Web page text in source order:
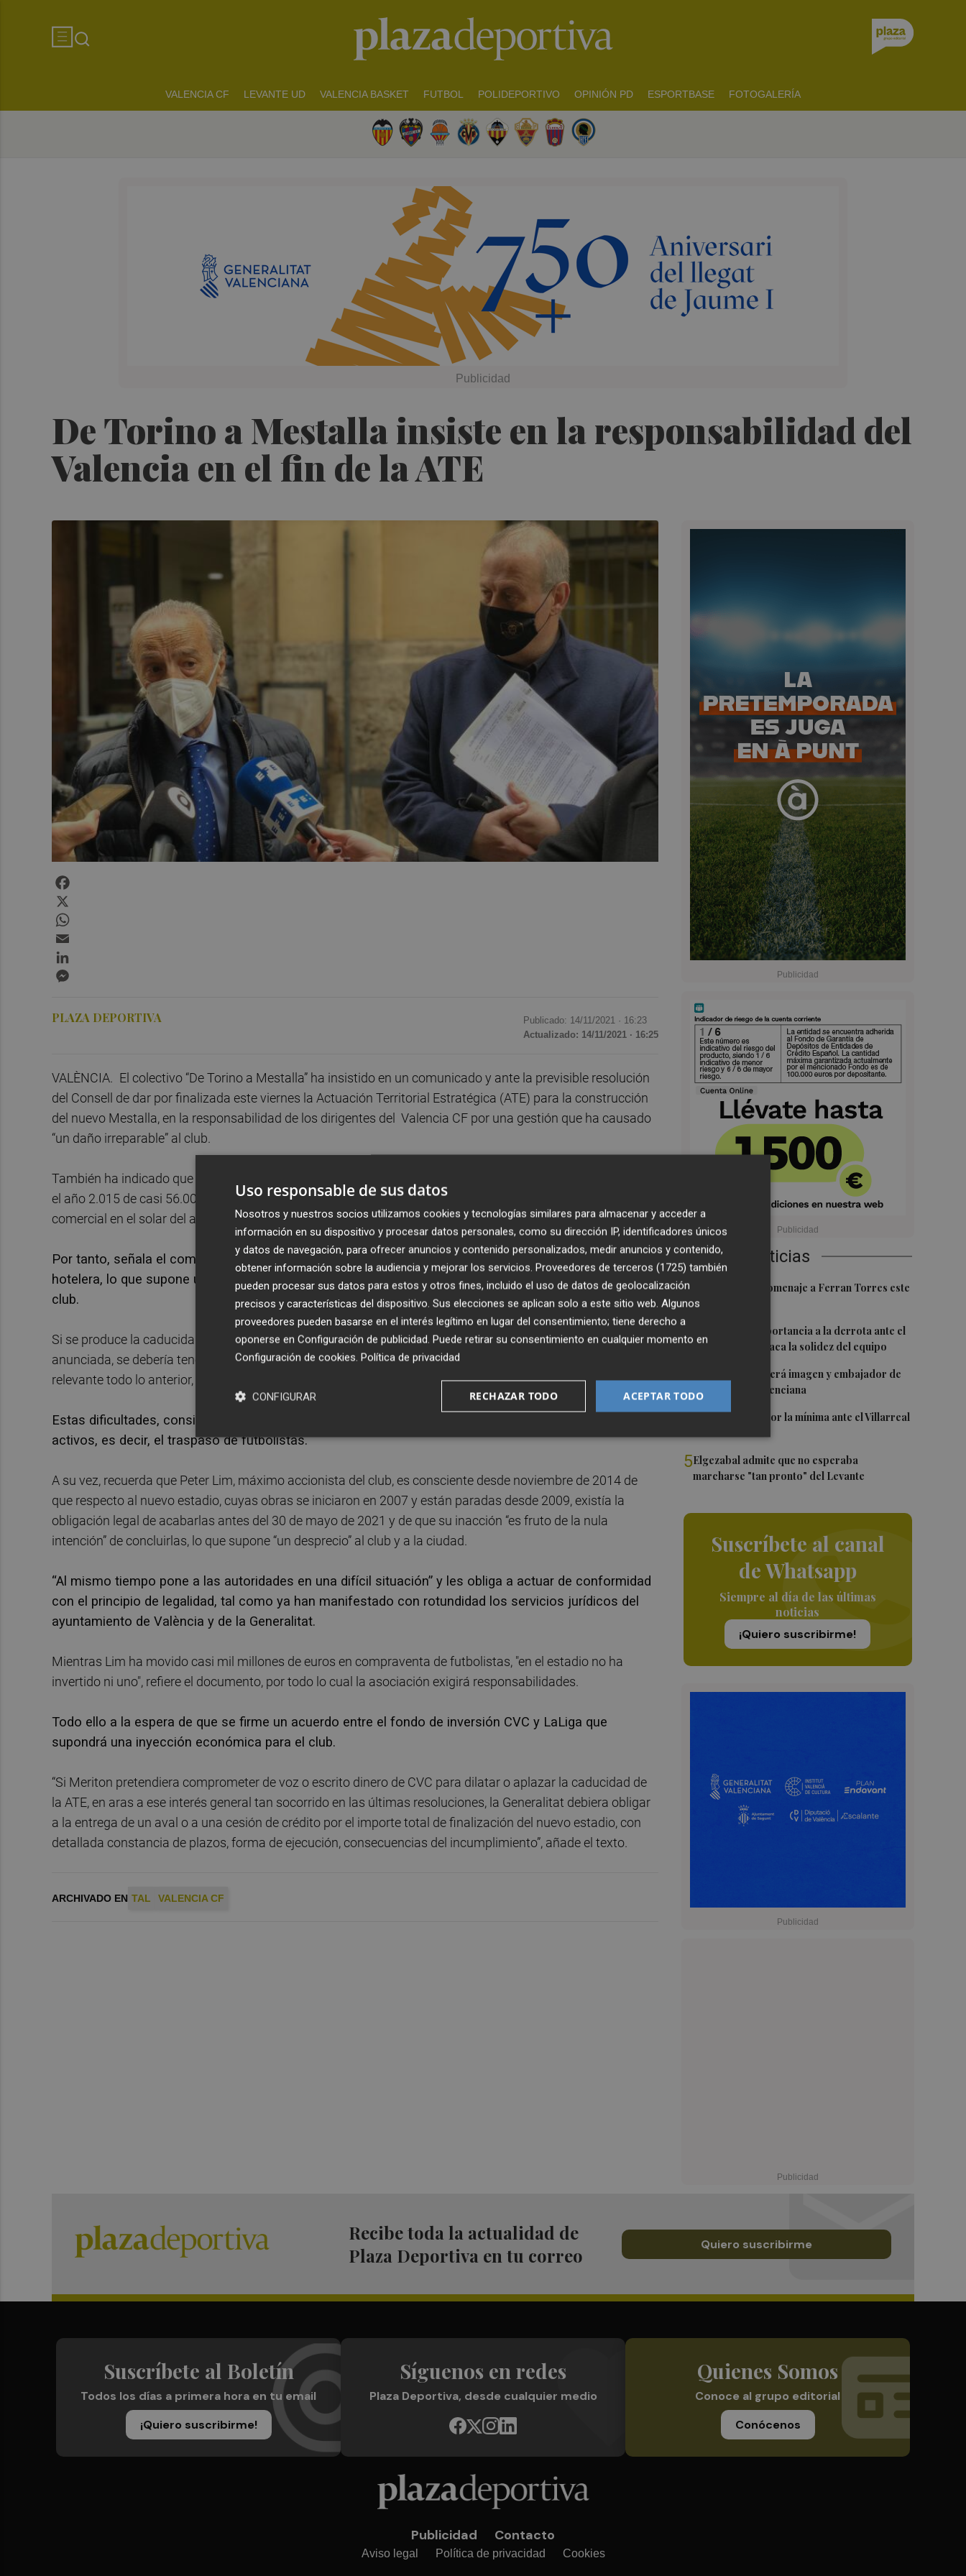
VALENCIA CF LEVANTE UD VALENCIA BASKET FUTBOL POLIDEPORTIVO OPINIÓN PD ESPORTBASE FOTOGALERÍA
De Torino a Mestalla insiste en la responsabilidad del
Valencia en el fin de la ATE
Últimas Noticias
1
Foios rendirá homenaje a Ferran Torres este
viernes
2 Sotelo resta importancia a la derrota ante el
Villarreal y destaca la solidez del equipo
3 Ferran Torres será imagen y embajador de
la Comunitat Valenciana
4El Levante cae por la mínima ante el Villarreal
5Elgezabal admite que no esperaba
marcharse "tan pronto" del Levante
Suscríbete al canal
de Whatsapp
Siempre al día de las últimas
noticias
¡Quiero suscribirme!
PLAZA DEPORTIVA Publicado: 14/11/2021 · 16:23
Actualizado: 14/11/2021 · 16:25
VALÈNCIA. El colectivo “De Torino a Mestalla” ha insistido en un comunicado y ante la previsible resolución
del Consell de dar por finalizada este viernes la Actuación Territorial Estratégica (ATE) para la construcción
del nuevo Mestalla, en la responsabilidad de los dirigentes del Valencia CF por una gestión que ha causado
“un daño irreparable” al club.
También ha indicado que la inacción del club puede conducir a la pérdida de la recalificación conseguida en
el año 2.015 de casi 56.000 metros cuadrados de suelo residencial y más de 41.000 destinados a centro
comercial en el solar del actual Mestalla, y que con la caducidad de la ATE pasarán a ser suelo deportivo.
Por tanto, señala el comunicado, se pueden perder 30.000 metros cuadrados de edificabilidad terciaria
hotelera, lo que supone un daño “derivado del recurrente desprecio a la legalidad vigente” por parte del
club.
Si se produce la caducidad, en la próxima junta general de accionistas, cuya fecha todavía no ha sido
anunciada, se debería tener en cuenta que la auditora va a verse obligada por ley a reflejar como salvedad
relevante todo lo anterior, lo que podría llevar al club a una situación económica “difícilmente reversible”.
Estas dificultades, considera el colectivo, solo se paliarían con una ampliación de capital o la venta de
activos, es decir, el traspaso de futbolistas.
A su vez, recuerda que Peter Lim, máximo accionista del club, es consciente desde noviembre de 2014 de
que respecto al nuevo estadio, cuyas obras se iniciaron en 2007 y están paradas desde 2009, existía la
obligación legal de acabarlas antes del 30 de mayo de 2021 y de que su inacción “es fruto de la nula
intención” de concluirlas, lo que supone “un desprecio” al club y a la ciudad.
“Al mismo tiempo pone a las autoridades en una difícil situación” y les obliga a actuar de conformidad
con el principio de legalidad, tal como ya han manifestado con rotundidad los servicios jurídicos del
ayuntamiento de València y de la Generalitat.
Mientras Lim ha movido casi mil millones de euros en compraventa de futbolistas, "en el estadio no ha
invertido ni uno", refiere el documento, por todo lo cual la asociación exigirá responsabilidades.
Todo ello a la espera de que se firme un acuerdo entre el fondo de inversión CVC y LaLiga que
supondrá una inyección económica para el club.
“Si Meriton pretendiera comprometer de voz o escrito dinero de CVC para dilatar o aplazar la caducidad de
la ATE, en aras a ese interés general tan socorrido en las últimas resoluciones, la Generalitat debiera obligar
a la entrega de un aval o a una cesión de crédito por el importe total de finalización del nuevo estadio, con
detallada constancia de plazos, forma de ejecución, consecuencias del incumplimiento”, añade el texto.
ARCHIVADO EN TAL VALENCIA CF
Recibe toda la actualidad de
Plaza Deportiva en tu correo
Quiero suscribirme
Suscríbete al Boletín
Todos los días a primera hora en tu email
¡Quiero suscribirme!
Síguenos en redes
Plaza Deportiva, desde cualquier medio
Quienes Somos
Conoce al grupo editorial
Conócenos
Publicidad Contacto
Aviso legal Política de privacidad Cookies
Uso responsable de sus datos
Nosotros y nuestros socios utilizamos cookies y tecnologías similares para almacenar y acceder a
información en su dispositivo y procesar datos personales, como su dirección IP, identificadores únicos
y datos de navegación, para ofrecer anuncios y contenido personalizados, medir anuncios y contenido,
obtener información sobre la audiencia y mejorar los servicios. Proveedores de terceros (1725) también
pueden procesar sus datos para estos y otros fines, incluido el uso de datos de geolocalización
precisos y características del dispositivo. Sus elecciones se aplican solo a este sitio web. Algunos
proveedores pueden basarse en el interés legítimo en lugar del consentimiento; tiene derecho a
oponerse en Configuración de publicidad. Puede retirar su consentimiento en cualquier momento en
Configuración de cookies. Política de privacidad
ACEPTAR TODO
RECHAZAR TODO
CONFIGURAR